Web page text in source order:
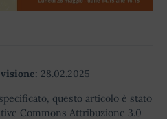
28.02.2025
questo articolo è stato
Commons Attribuzione 3.0